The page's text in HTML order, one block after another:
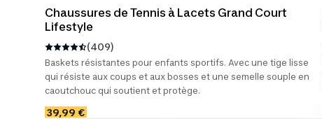
Voir
tout
Voir
tout
ADULTE
Baskets
Chaussures
de vélo
TOUS
LES
FILTRES
Chaussures de Tennis à Lacets Grand Court
Lifestyle
(409)
Baskets résistantes pour enfants sportifs. Avec une tige lisse
qui résiste aux coups et aux bosses et une semelle souple en
caoutchouc qui soutient et protège.
39,99 €